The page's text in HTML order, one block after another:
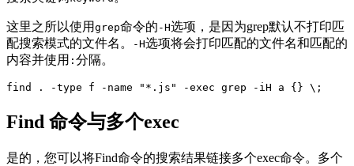
这里之所以使用 grep命令的 -H选项，是因为grep默认不打印匹
配搜索模式的文件名。
-H选项将会打印匹配的文件名和匹配的
内容并使用 : 分隔。
find . -type f -name "*.js" -exec grep -iH a {} \;
Find 命令与多个exec
是的，您可以将Find命令的搜索结果链接多个exec命令。多个